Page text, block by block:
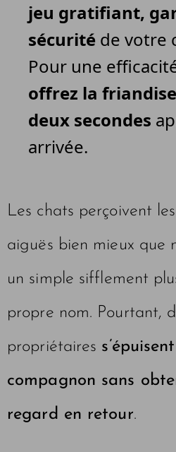
jeu gratifiant,
sécurité de votre
Pour une
offrez la
deux secondes
arrivée.
Les chats perçoivent
aiguës bien mieux que
un simple sifflement
propre nom. Pourtant,
propriétaires
compagnon sans
regard en retour.